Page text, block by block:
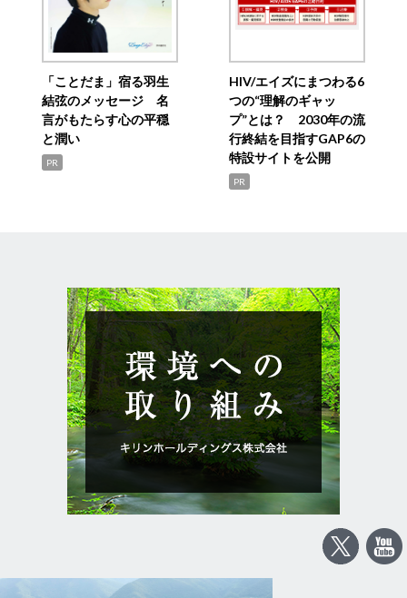
「ことだま」宿る羽生
結弦のメッセージ 名
言がもたらす心の平穏
と潤い
PR
HIV/エイズにまつわる6
つの“理解のギャッ
プ”とは？ 2030年の流
行終結を目指すGAP6の
特設サイトを公開
PR